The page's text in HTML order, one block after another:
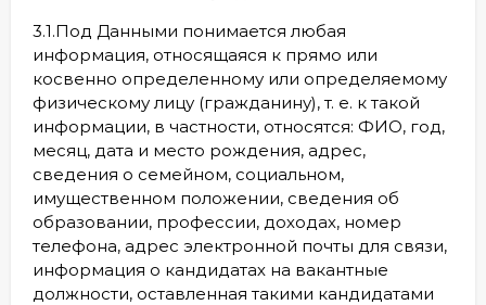
3.1.Под Данными понимается любая
информация, относящаяся к прямо или
косвенно определенному или определяемому
физическому лицу (гражданину), т. е. к такой
информации, в частности, относятся: ФИО, год,
месяц, дата и место рождения, адрес,
сведения о семейном, социальном,
имущественном положении, сведения об
образовании, профессии, доходах, номер
телефона, адрес электронной почты для связи,
информация о кандидатах на вакантные
должности, оставленная такими кандидатами